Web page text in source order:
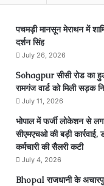
पचमड़ी मानसून मेराथन में
दर्शन सिंह
July 26, 2026
Sohagpur सीसी रोड का
रामगंज वार्ड को मिली सड़क
July 11, 2026
भोपाल में फर्जी लोकेशन से
सीएमएचओ की बड़ी कार्रवाई,
कर्मचारी की सैलरी कटी
July 4, 2026
Bhopal राजधानी के